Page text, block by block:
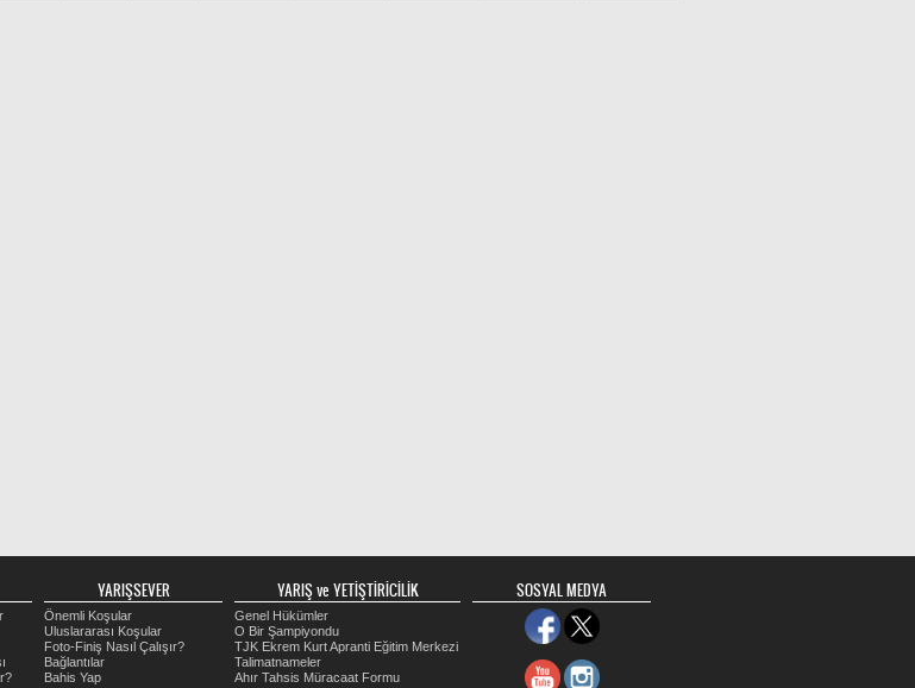
YARIŞSEVER
Önemli Koşular
Uluslararası Koşular
Foto-Finiş Nasıl Çalışır?
Bağlantılar
Bahis Yap
YARIŞ ve YETİŞTİRİCİLİK
Genel Hükümler
O Bir Şampiyondu
TJK Ekrem Kurt Apranti Eğitim Merkezi
Talimatnameler
Ahır Tahsis Müracaat Formu
SOSYAL MEDYA